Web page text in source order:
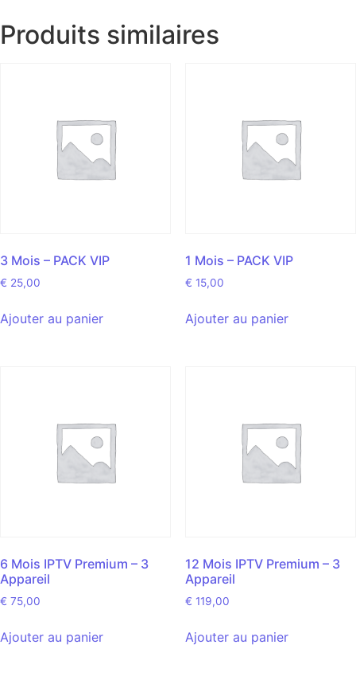
Produits similaires
3 Mois – PACK VIP
€ 25,00
Ajouter au panier
1 Mois – PACK VIP
€ 15,00
Ajouter au panier
6 Mois IPTV Premium – 3
Appareil
€ 75,00
Ajouter au panier
12 Mois IPTV Premium – 3
Appareil
€ 119,00
Ajouter au panier